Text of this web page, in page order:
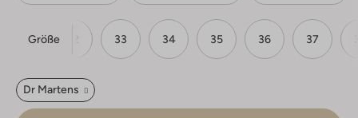
Größe
31 32 33 34 35 36 37
Dr Martens